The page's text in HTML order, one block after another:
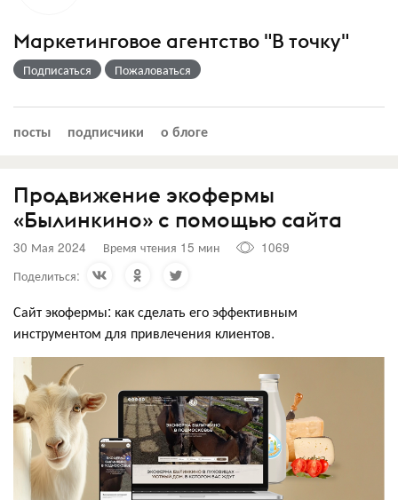
Маркетинговое агентство "В точку"
Подписаться Пожаловаться
посты подписчики о блоге
Продвижение экофермы
«Былинкино» с помощью сайта
30 Мая 2024 Время чтения 15 мин
1069
Поделиться:
Сайт экофермы: как сделать его эффективным
инструментом для привлечения клиентов.